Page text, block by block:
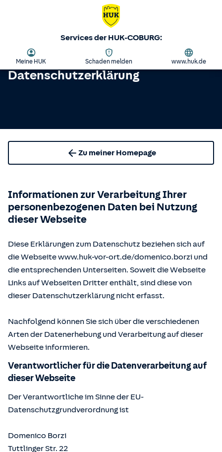
Services der HUK-COBURG:
Meine HUK Schaden melden www.huk.de
Datenschutzerklärung
Zu meiner Homepage
Informationen zur Verarbeitung Ihrer
personenbezogenen Daten bei Nutzung
dieser Webseite
Diese Erklärungen zum Datenschutz beziehen sich auf
die Webseite www.huk-vor-ort.de/domenico.borzi und
die entsprechenden Unterseiten. Soweit die Webseite
Links auf Webseiten Dritter enthält, sind diese von
dieser Datenschutzerklärung nicht erfasst.
Nachfolgend können Sie sich über die verschiedenen
Arten der Datenerhebung und Verarbeitung auf dieser
Webseite informieren.
Verantwortlicher für die Datenverarbeitung auf
dieser Webseite
Der Verantwortliche im Sinne der EU-
Datenschutzgrundverordnung ist
Domenico Borzi
Tuttlinger Str. 22